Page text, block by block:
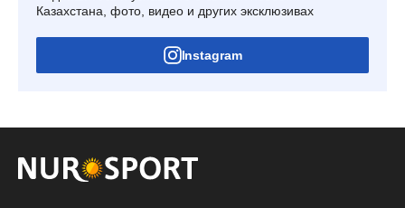
Казахстана, фото, видео и других эксклюзивах
Instagram